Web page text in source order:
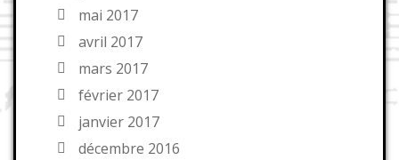
mai 2017
avril 2017
mars 2017
février 2017
janvier 2017
décembre 2016